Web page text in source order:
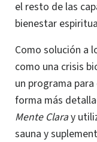
el resto de las
bienestar
Como solución a
como una crisis
un programa
forma más
Mente Claray
sauna y